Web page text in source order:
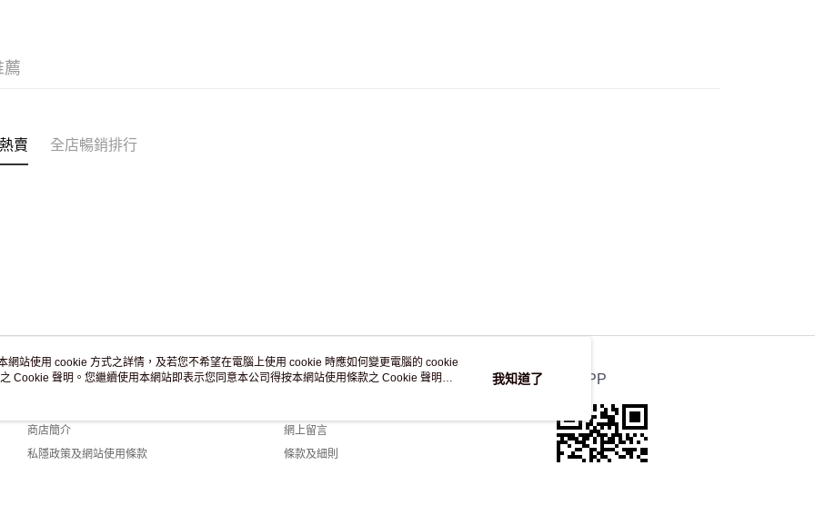
薦
賣 全店暢銷排行
關於我們
商店簡介
私隱政策及網站使用條款
客戶服務
網上留言
條款及細則
官方APP
網站使用 cookie 方式之詳情，及若您不希望在電腦上使用 cookie 時應如何變更電腦的 cookie
Cookie 聲明。您繼續使用本網站即表示您同意本公司得按本網站使用條款之 Cookie 聲明使
我知道了